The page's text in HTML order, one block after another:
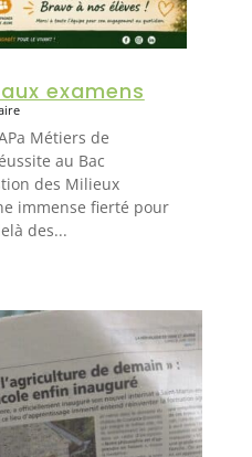
examens
Métiers de
au Bac
des Milieux
immense fierté pour
des...